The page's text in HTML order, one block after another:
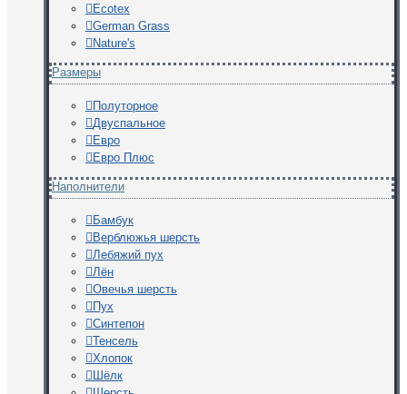
Ecotex
German Grass
Nature's
Размеры
Полуторное
Двуспальное
Евро
Евро Плюс
Наполнители
Бамбук
Верблюжья шерсть
Лебяжий пух
Лён
Овечья шерсть
Пух
Синтепон
Тенсель
Хлопок
Шёлк